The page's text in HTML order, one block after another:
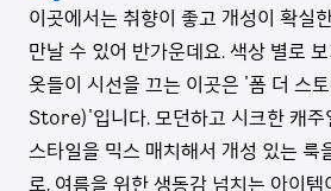
이곳에서는 취향이 좋고 개성이 확실
만날 수 있어 반가운데요. 색상 별로
옷들이 시선을 끄는 이곳은 '폼 더 스
Store)'입니다. 모던하고 시크한 캐주
스타일을 믹스 매치해서 개성 있는 룩
로, 여름을 위한 생동감 넘치는 아이템